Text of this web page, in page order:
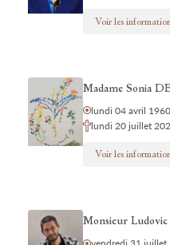
Voir les
Madame Sonia
lundi 04 avril 1960
lundi 20 juillet
Voir les
Monsieur